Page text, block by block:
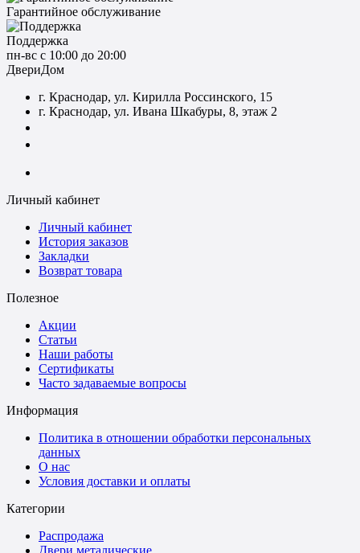
Гарантийное обслуживание
Поддержка
пн-вс с 10:00 до 20:00
ДвериДом
г. Краснодар, ул. Кирилла Россинского, 15
г. Краснодар, ул. Ивана Шкабуры, 8, этаж 2
Личный кабинет
Личный кабинет
История заказов
Закладки
Возврат товара
Полезное
Акции
Статьи
Наши работы
Сертификаты
Часто задаваемые вопросы
Информация
Политика в отношении обработки персональных
данных
О нас
Условия доставки и оплаты
Категории
Распродажа